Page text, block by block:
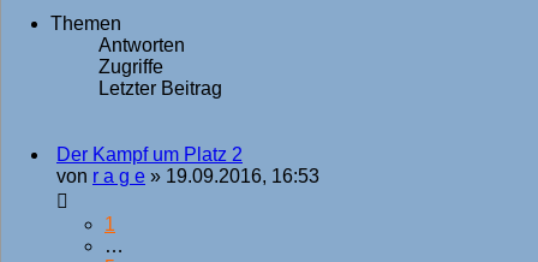
Themen
Antworten
Zugriffe
Letzter Beitrag
Der Kampf um Platz 2
von r a g e » 19.09.2016, 16:53
1
…